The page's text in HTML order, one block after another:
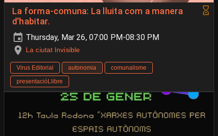
La forma-comuna: La lluita com a manera
d'habitar.
Thursday, Mar 26, 07:00 PM-08:30 PM
La ciutat Invisible
Virus Editorial autonomia
comunalisme
presentacióLlibre